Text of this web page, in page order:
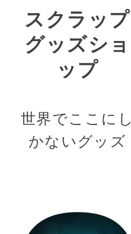
スクラップ
グッズショ
ップ
世界でここにし
かないグッズ